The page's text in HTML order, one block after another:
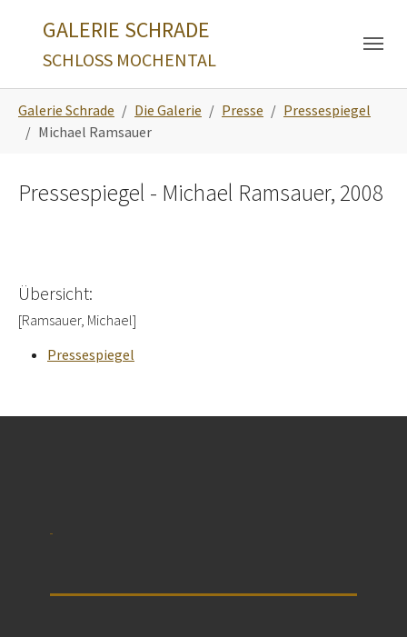
GALERIE SCHRADE
SCHLOSS MOCHENTAL
Galerie Schrade Die Galerie Presse
Pressespiegel
Michael Ramsauer
Pressespiegel - Michael Ramsauer, 2008
Übersicht:
[Ramsauer, Michael]
Pressespiegel